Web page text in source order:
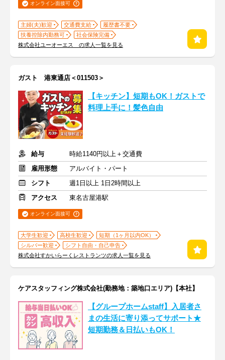
オンライン面接可
主婦(夫)歓迎 交通費支給
履歴書不要
扶養控除内勤務可
社会保険完備
株式会社ユーオーエス の求人一覧を見る
ガスト 港東通店＜011503＞
【キッチン】短期もOK！ガストで
料理上手に！髪色自由
給与
時給1140円以上＋交通費
雇用形態
アルバイト・パート
シフト
週1日以上 1日2時間以上
アクセス
東名古屋港駅
オンライン面接可
大学生歓迎 高校生歓迎
短期（1ヶ月以内OK）
シルバー歓迎
シフト自由・自己申告
株式会社すかいらーくレストランツの求人一覧を見る
ケアスタッフィング株式会社(勤務地：築地口エリア)【本社】
【グループホームstaff】入居者さ
まの生活に寄り添ってサポート★
短期勤務＆日払いもOK！